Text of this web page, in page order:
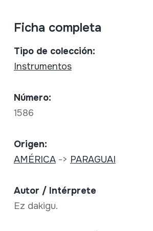
Ficha completa
Tipo de colección:
Instrumentos
Número:
1586
Origen:
AMÉRICA-> PARAGUAI
Autor / Intérprete
Ez dakigu.